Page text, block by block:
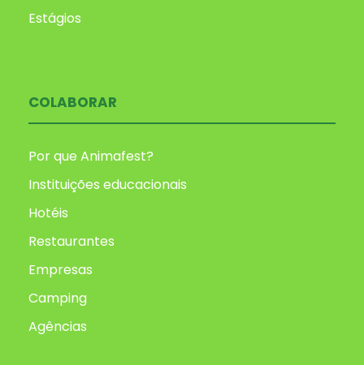
Estágios
COLABORAR
Por que Animafest?
Instituições educacionais
Hotéis
Restaurantes
Empresas
Camping
Agências